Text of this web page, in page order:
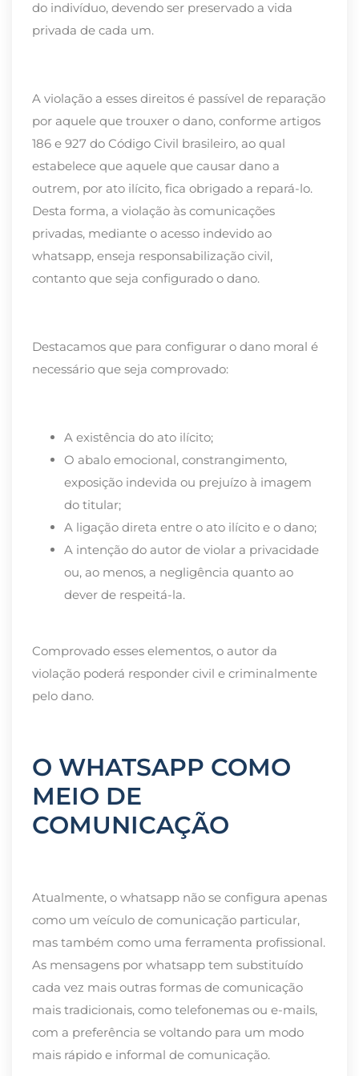
do indivíduo, devendo ser preservado a vida
privada de cada um.
A violação a esses direitos é passível de reparação
por aquele que trouxer o dano, conforme artigos
186 e 927 do Código Civil brasileiro, ao qual
estabelece que aquele que causar dano a
outrem, por ato ilícito, fica obrigado a repará-lo.
Desta forma, a violação às comunicações
privadas, mediante o acesso indevido ao
whatsapp, enseja responsabilização civil,
contanto que seja configurado o dano.
Destacamos que para configurar o dano moral é
necessário que seja comprovado:
A existência do ato ilícito;
O abalo emocional, constrangimento,
exposição indevida ou prejuízo à imagem
do titular;
A ligação direta entre o ato ilícito e o dano;
A intenção do autor de violar a privacidade
ou, ao menos, a negligência quanto ao
dever de respeitá-la.
Comprovado esses elementos, o autor da
violação poderá responder civil e criminalmente
pelo dano.
O WHATSAPP COMO
MEIO DE
COMUNICAÇÃO
Atualmente, o whatsapp não se configura apenas
como um veículo de comunicação particular,
mas também como uma ferramenta profissional.
As mensagens por whatsapp tem substituído
cada vez mais outras formas de comunicação
mais tradicionais, como telefonemas ou e-mails,
com a preferência se voltando para um modo
mais rápido e informal de comunicação.